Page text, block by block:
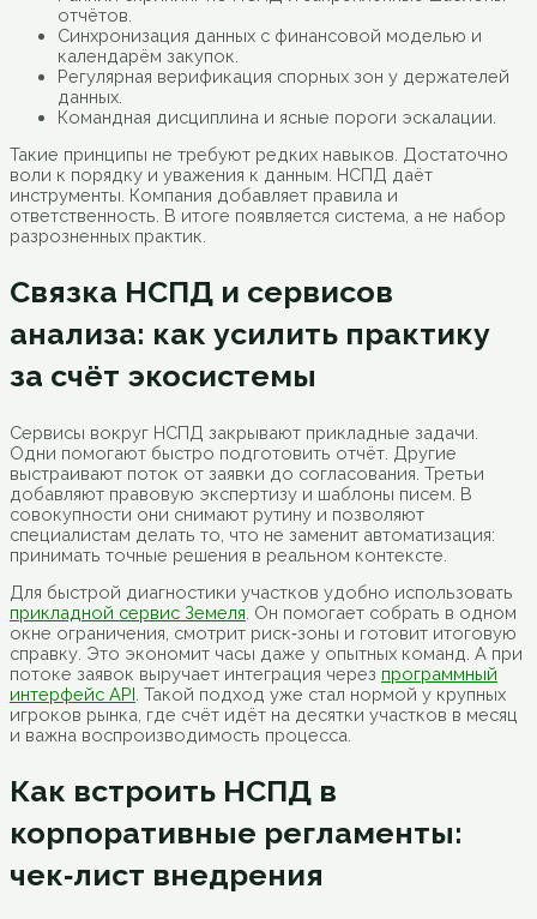
отчётов.
Синхронизация данных с финансовой моделью и
календарём закупок.
Регулярная верификация спорных зон у держателей
данных.
Командная дисциплина и ясные пороги эскалации.
Такие принципы не требуют редких навыков. Достаточно
воли к порядку и уважения к данным. НСПД даёт
инструменты. Компания добавляет правила и
ответственность. В итоге появляется система, а не набор
разрозненных практик.
Связка НСПД и сервисов
анализа: как усилить практику
за счёт экосистемы
Сервисы вокруг НСПД закрывают прикладные задачи.
Одни помогают быстро подготовить отчёт. Другие
выстраивают поток от заявки до согласования. Третьи
добавляют правовую экспертизу и шаблоны писем. В
совокупности они снимают рутину и позволяют
специалистам делать то, что не заменит автоматизация:
принимать точные решения в реальном контексте.
Для быстрой диагностики участков удобно использовать
прикладной сервис Земеля . Он помогает собрать в одном
окне ограничения, смотрит риск‑зоны и готовит итоговую
справку. Это экономит часы даже у опытных команд. А при
потоке заявок выручает интеграция через программный
интерфейс API . Такой подход уже стал нормой у крупных
игроков рынка, где счёт идёт на десятки участков в месяц
и важна воспроизводимость процесса.
Как встроить НСПД в
корпоративные регламенты:
чек‑лист внедрения